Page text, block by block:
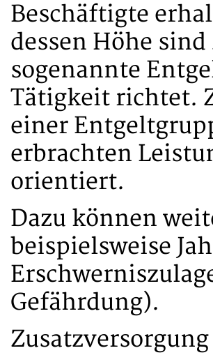
Beschäftigte
dessen Höhe
sogenannte
Tätigkeit richtet.
einer
erbrachten
orientiert.
Dazu können
beispielsweise
Gefährdung).
Zusatzversorgung